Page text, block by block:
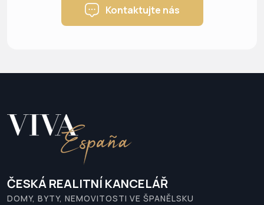
Kontaktujte nás
ČESKÁ REALITNÍ KANCELÁŘ
DOMY, BYTY, NEMOVITOSTI VE ŠPANĚLSKU